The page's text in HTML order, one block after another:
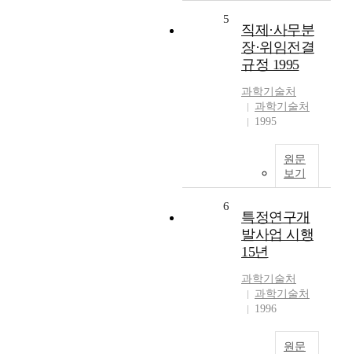
5
직제·사무분
장·위임전결
규정 1995
과학기술처
과학기술처
1995
원문
보기
6
특정연구개
발사업 시행
15년
과학기술처
과학기술처
1996
원문